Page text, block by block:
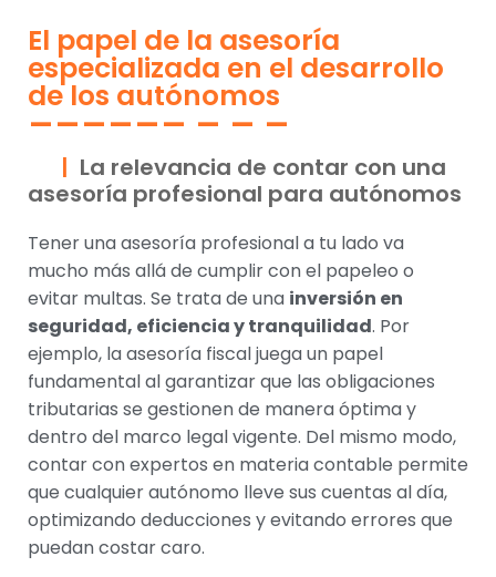
El papel de la asesoría
especializada en el desarrollo
de los autónomos
La relevancia de contar con una
asesoría profesional para autónomos
Tener una asesoría profesional a tu lado va
mucho más allá de cumplir con el papeleo o
evitar multas. Se trata de una inversión en
seguridad, eficiencia y tranquilidad. Por
ejemplo, la asesoría fiscal juega un papel
fundamental al garantizar que las obligaciones
tributarias se gestionen de manera óptima y
dentro del marco legal vigente. Del mismo modo,
contar con expertos en materia contable permite
que cualquier autónomo lleve sus cuentas al día,
optimizando deducciones y evitando errores que
puedan costar caro.